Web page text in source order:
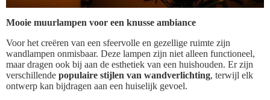
Mooie muurlampen voor een knusse ambiance
Voor het creëren van een sfeervolle en gezellige ruimte zijn
wandlampen onmisbaar. Deze lampen zijn niet alleen functioneel,
maar dragen ook bij aan de esthetiek van een huishouden. Er zijn
verschillende populaire stijlen van wandverlichting, terwijl elk
ontwerp kan bijdragen aan een huiselijk gevoel.